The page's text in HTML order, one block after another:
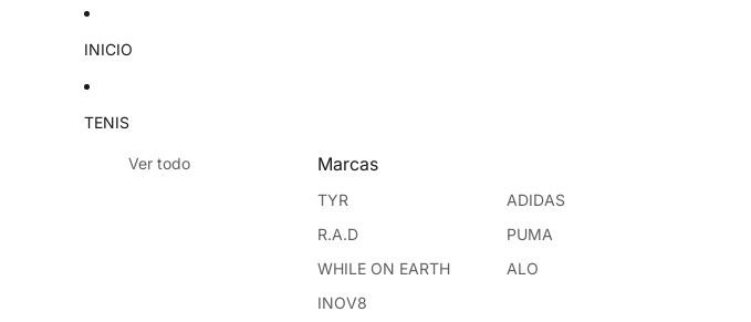
INICIO
TENIS
Ver todo Marcas
TYR
R.A.D
WHILE ON EARTH
INOV8
ADIDAS
PUMA
ALO